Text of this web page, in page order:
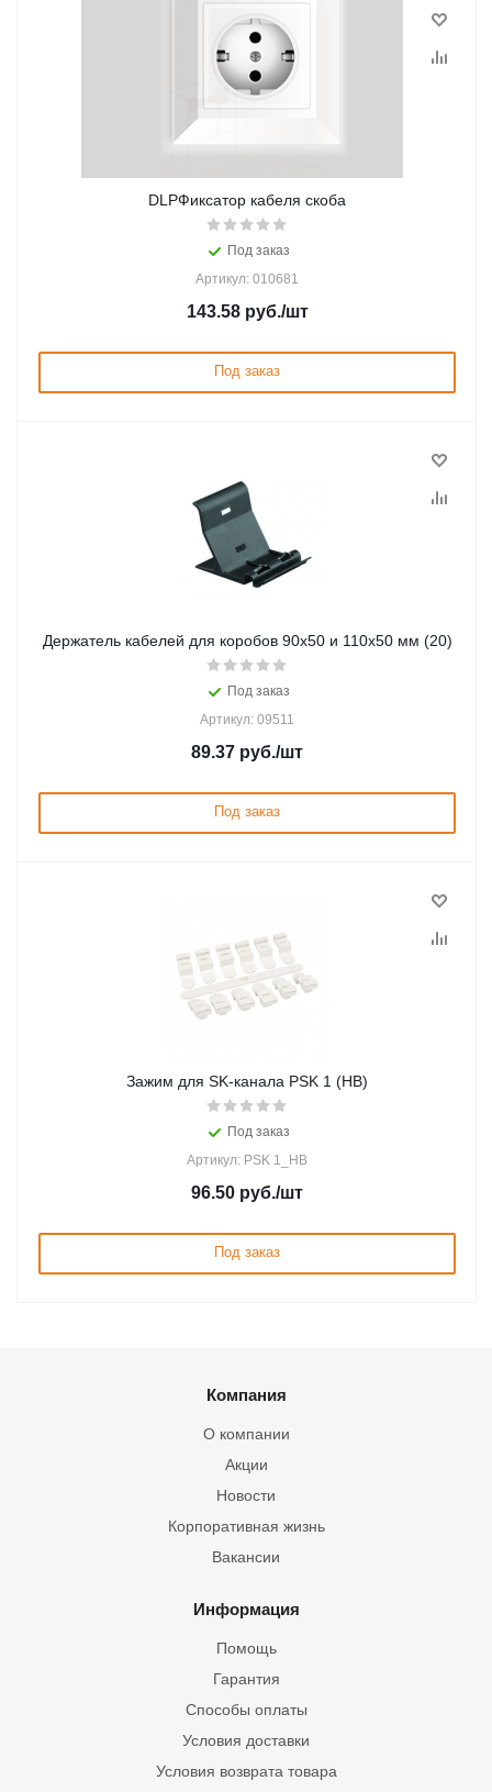
DLPФиксатор кабеля скоба
Под заказ
Артикул: 010681
143.58руб./шт
Под заказ
Держатель кабелей для коробов 90х50 и 110х50 мм (20)
Под заказ
Артикул: 09511
89.37 руб./шт
Под заказ
Зажим для SK-канала PSK 1 (HB)
Под заказ
Артикул: PSK 1_HB
96.50 руб./шт
Под заказ
Компания
О компании
Акции
Новости
Корпоративная жизнь
Вакансии
Информация
Помощь
Гарантия
Способы оплаты
Условия доставки
Условия возврата товара